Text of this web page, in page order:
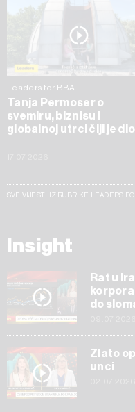
Leaders for BBA
Tanja Permoser o
svemiru, biznisu i
globalnoj utrci čiji je dio
SVE VIJESTI IZ RUBRIKE LEADERS
Insight
Rat u
do
Zlato
unci